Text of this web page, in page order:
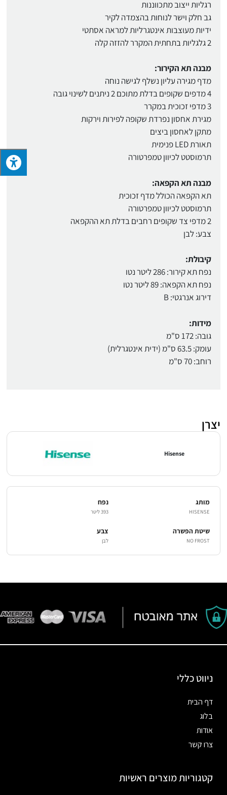
רגליות ייצוב מתכווננות
גב חלק וישר לנוחות בהצמדה לקיר
ידיות מעוצבות אינטגרליות למראה אסתטי
2 גלגליות בתחתית המקרר להזזה קלה
מבנה תא הקירור:
מדף מגירה עליון נשלף לגישה נוחה
4 מדפים שקופים בדלת מתוכם 2 ניתנים לשינוי גובה
3 מדפי זכוכית במקרר
מגירת אחסון נפרדת שקופה לפירות וירקות
מתקן לאחסון ביצים
תאורת LED פנימית
תרמוסטט לכיוון טמפרטורה
מבנה תא הקפאה:
תא הקפאה הכולל מדף זכוכית
תרמוסטט לכיוון טמפרטורה
2 מדפי צד שקופים רחבים בדלת תא ההקפאה
צבע: לבן
קיבולת:
נפח תא קירור: 286 ליטר נטו
נפח תא הקפאה: 89 ליטר נטו
דירוג אנרגטי: B
מידות:
גובה: 172 ס"מ
עומק: 63.5 ס"מ (ידית אינטגרלית)
רוחב: 70 ס"מ
יצרן
Hisense
מותג
HISENSE
נפח
393 ליטר
שיטת הפשרה
NO FROST
צבע
לבן
ניווט כללי
דף הבית
בלוג
אודות
צרו קשר
קטגוריות מוצרים ראשיות